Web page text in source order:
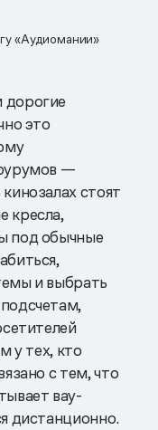
«Аудиомании»
это
—
стоят
кресла,
под обычные
и выбрать
у тех, кто
с тем, что
вау-
дистанционно.